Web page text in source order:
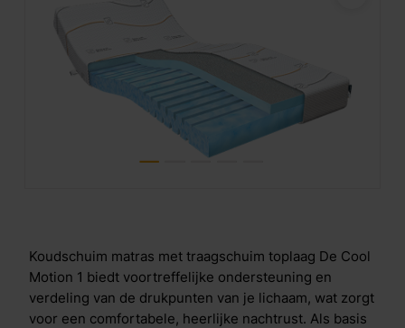
Koudschuim matras met traagschuim toplaag De Cool
Motion 1 biedt voortreffelijke ondersteuning en
verdeling van de drukpunten van je lichaam, wat zorgt
voor een comfortabele, heerlijke nachtrust. Als basis